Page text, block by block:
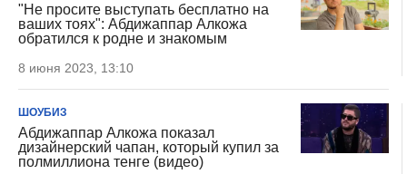
"Не просите выступать бесплатно на
ваших тоях": Абдижаппар Алкожа
обратился к родне и знакомым
8 июня 2023, 13:10
ШОУБИЗ
Абдижаппар Алкожа показал
дизайнерский чапан, который купил за
полмиллиона тенге (видео)